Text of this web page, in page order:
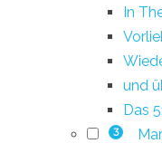
In
und
Das
3